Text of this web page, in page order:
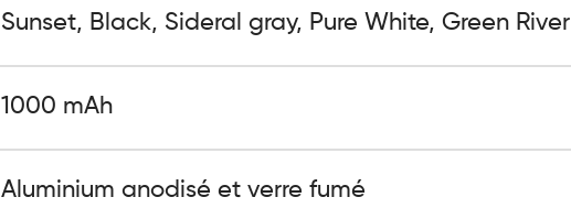
Sunset, Black, Sideral gray, Pure White, Green River
1000 mAh
Aluminium anodisé et verre fumé